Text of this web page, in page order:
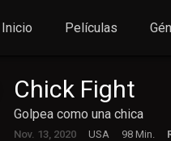
Inicio Películas
Chick Fight
Golpea como una chica
Nov. 13, 2020 USA 98 Min.